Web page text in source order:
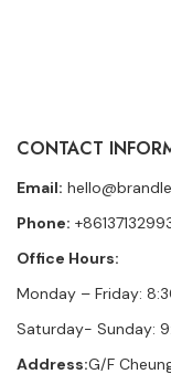
CONTACT
Email:
Phone:
Office Hours:
Monday – Friday:
Saturday- Sunday:
Address:G/F